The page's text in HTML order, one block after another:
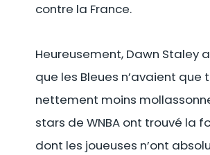
contre la France.
Heureusement, Dawn Staley
que les Bleues n’avaient
nettement moins
stars de WNBA ont trouvé la
dont les joueuses n’ont